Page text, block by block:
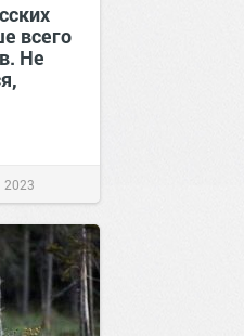
всего
Не
2023